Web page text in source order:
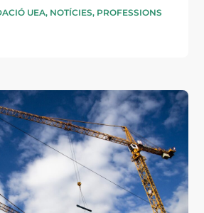
UEA, NOTÍCIES, PROFESSIONS